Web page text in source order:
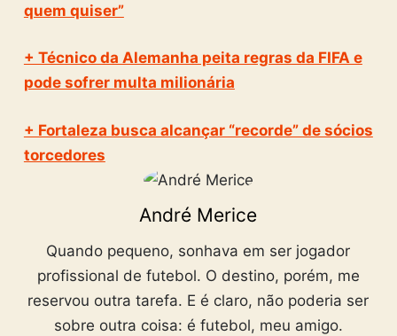
quem quiser”
+ Técnico da Alemanha peita regras da FIFA e
pode sofrer multa milionária
+ Fortaleza busca alcançar “recorde” de sócios
torcedores
André Merice
Quando pequeno, sonhava em ser jogador
profissional de futebol. O destino, porém, me
reservou outra tarefa. E é claro, não poderia ser
sobre outra coisa: é futebol, meu amigo.